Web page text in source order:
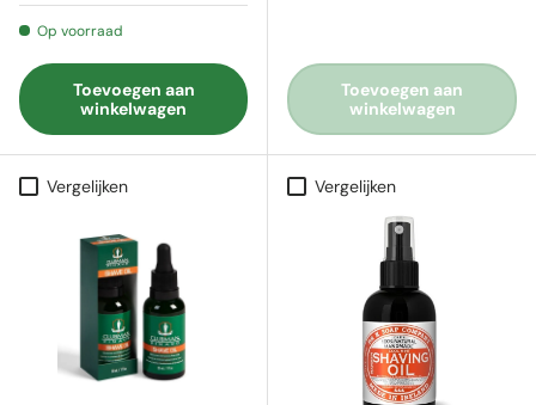
Op voorraad
Toevoegen aan
winkelwagen
Toevoegen aan
winkelwagen
Vergelijken Vergelijken